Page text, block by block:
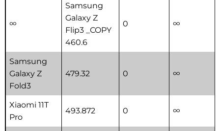
∞
Samsung
Galaxy Z
Flip3 _COPY
460.6
0 ∞
Samsung
Galaxy Z
Fold3
479.32 0 ∞
Xiaomi 11T
Pro
493.872 0 ∞